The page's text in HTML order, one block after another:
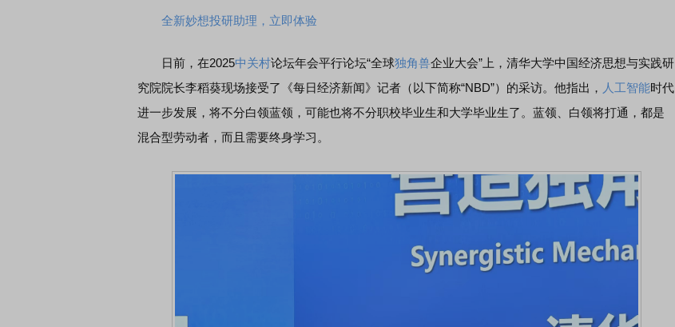
全新妙想投研助理，立即体验
日前，在2025中关村论坛年会平行论坛“全球独角兽企业大会”上，清华大学中国经济思想与实践研
究院院长李稻葵现场接受了《每日经济新闻》记者（以下简称“NBD”）的采访。他指出， 人工智能时代
进一步发展，将不分白领蓝领，可能也将不分职校毕业生和大学毕业生了。蓝领、白领将打通，都是
混合型劳动者，而且需要终身学习。